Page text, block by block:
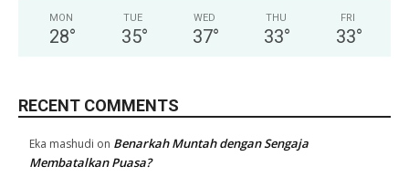
MON
28°
TUE
35°
WED
37°
THU
33°
FRI
33°
RECENT COMMENTS
Eka mashudi on Benarkah Muntah dengan Sengaja
Membatalkan Puasa?